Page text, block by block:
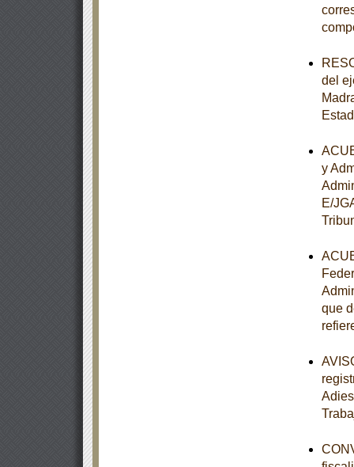
del
y
E/
que